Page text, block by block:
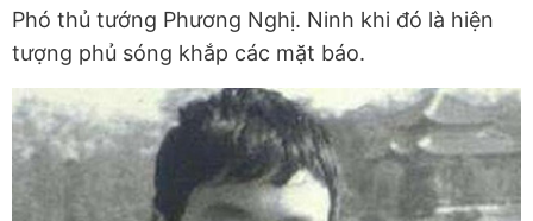
Phó thủ tướng Phương Nghị. Ninh khi đó là hiện
tượng phủ sóng khắp các mặt báo.